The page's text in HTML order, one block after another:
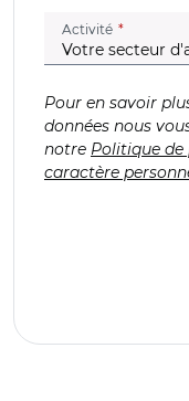
Activité (champ
Pour en savoir
données nous
notre Politique de
caractère